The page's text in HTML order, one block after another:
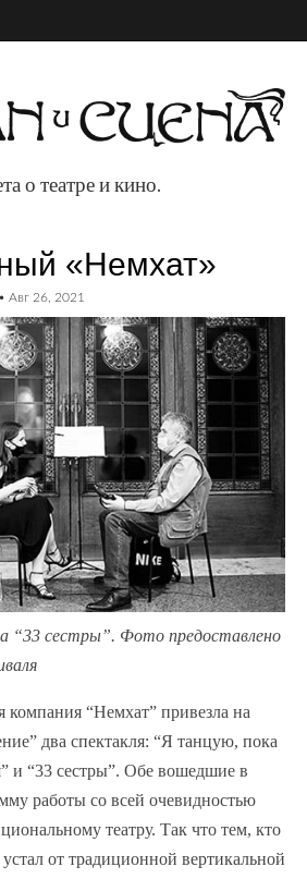
о театре и
кино.
о театре и кино.
«Немхат»
• Авг 26, 2021
“33 сестры”. Фото предоставлено
компания “Немхат” привезла на
два спектакля: “Я танцую, пока
и “33 сестры”. Обе вошедшие в
работы со всей очевидностью
театру. Так что тем, кто
от традиционной вертикальной